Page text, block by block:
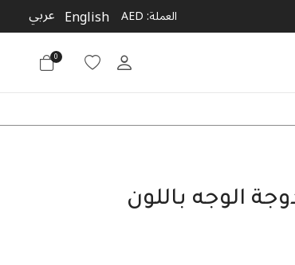
العملة:AED
English عربي
0
الوجه باللون